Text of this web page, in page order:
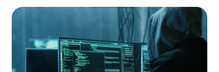
RODINA A DĚTI
SEX A VZTAHY